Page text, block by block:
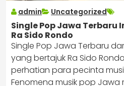
admin Uncategorized
Single Pop Jawa Terbaru
Ra Sido Rondo
Single Pop Jawa Terbaru
yang bertajuk Ra Sido
perhatian para pecinta
Fenomena musik pop